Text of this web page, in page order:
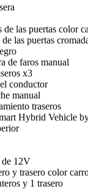
de las puertas color
las puertas
de faros manual
x3
conductor
manual
traseros
Hybrid Vehicle
de 12V
y trasero color
y 1 trasero